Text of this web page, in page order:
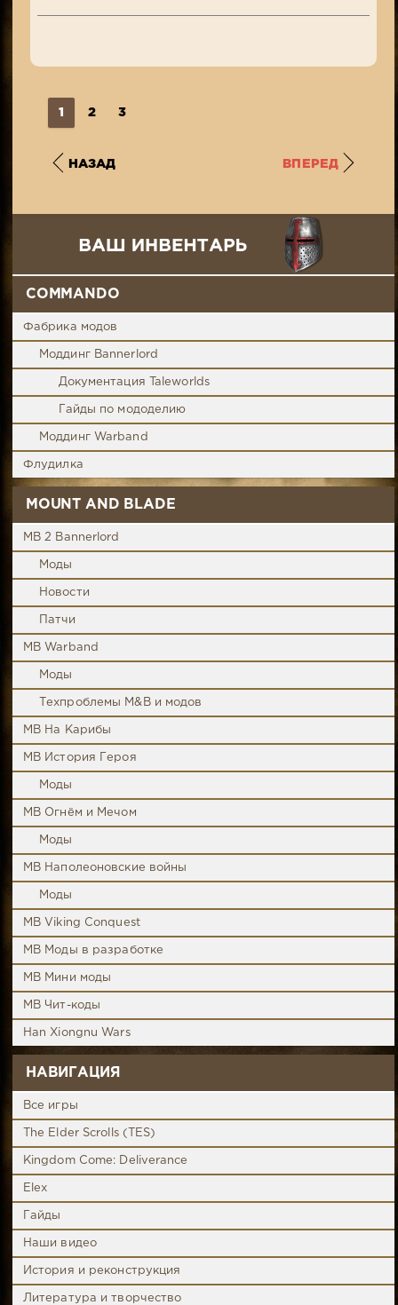
1 2 3
НАЗАД ВПЕРЕД
COMMANDO
Фабрика модов
Моддинг Bannerlord
Документация Taleworlds
Гайды по мододелию
Моддинг Warband
Флудилка
MOUNT AND BLADE
MB 2 Bannerlord
Моды
Новости
Патчи
MB Warband
Моды
Техпроблемы M&B и модов
MB На Карибы
MB История Героя
Моды
MB Огнём и Мечом
Моды
MB Наполеоновские войны
Моды
MB Viking Conquest
MB Моды в разработке
MB Мини моды
MB Чит-коды
Han Xiongnu Wars
НАВИГАЦИЯ
Все игры
The Elder Scrolls (TES)
Kingdom Come: Deliverance
Elex
Гайды
Наши видео
История и реконструкция
Литература и творчество